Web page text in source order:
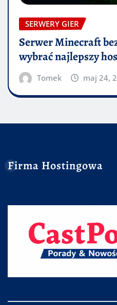
SERWERY GIER
Serwer Minecraft
wybrać najlepszy
Tomek maj 24,
Firma Hostingowa